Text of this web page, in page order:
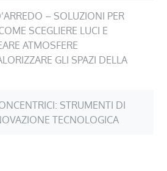
– SOLUZIONI PER
SCEGLIERE LUCI E
ATMOSFERE
GLI SPAZI DELLA
STRUMENTI DI
TECNOLOGICA